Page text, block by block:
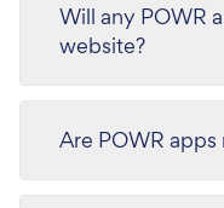
Will any POWR
website?
Are POWR